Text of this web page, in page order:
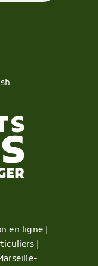
en ligne |
|